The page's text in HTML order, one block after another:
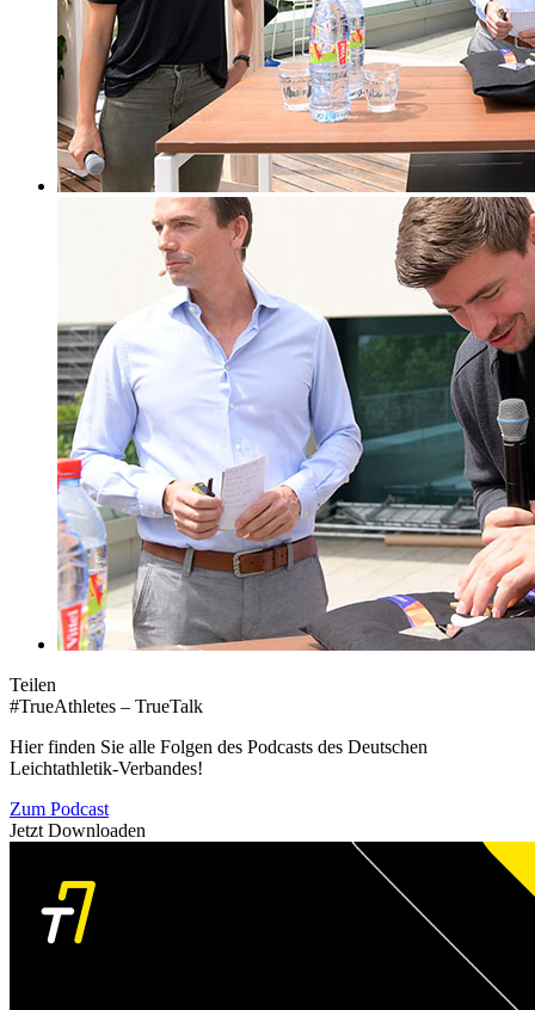
Teilen
#TrueAthletes – TrueTalk
Hier finden Sie alle Folgen des Podcasts des Deutschen
Leichtathletik-Verbandes!
Zum Podcast
Jetzt Downloaden